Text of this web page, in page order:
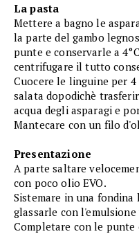
La pasta
Mettere a bagno le
la parte del gambo
punte e conservarle a
centrifugare il tutto
Cuocere le linguine per
salata dopodichè
acqua degli asparagi e
Mantecare con un filo
Presentazione
A parte saltare
con poco olio EVO.
Sistemare in una
glassarle con
Completare con le punte